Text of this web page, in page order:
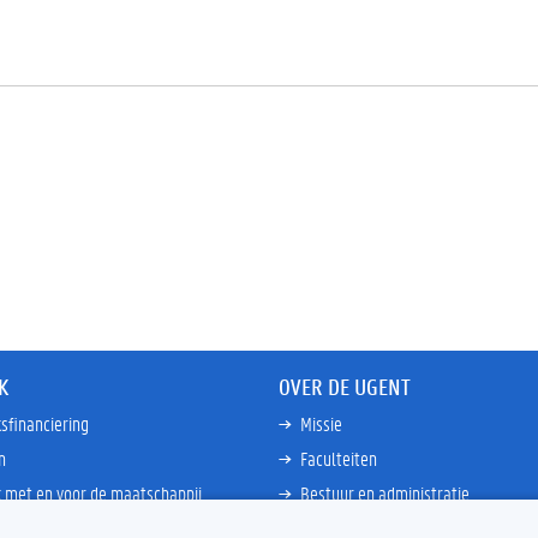
met en voor de maatschappij
OVER DE UGENT
Missie
Faculteiten
Bestuur en administratie